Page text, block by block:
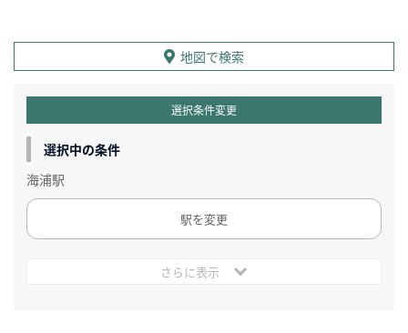
地図で検索
選択条件変更
選択中の条件
海浦駅
駅を変更
さらに表示